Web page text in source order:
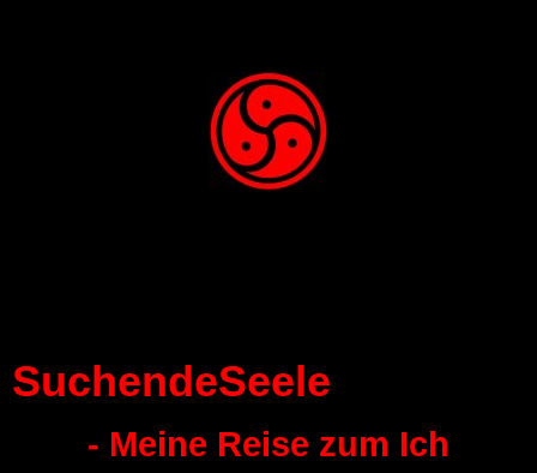
SuchendeSeele
- Meine Reise zum Ich